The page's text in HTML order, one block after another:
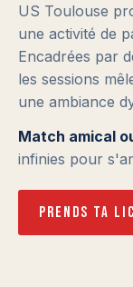
US Toulouse
une activité de
Encadrées par
les sessions
une ambiance
Match amical
infinies pour
Prends ta